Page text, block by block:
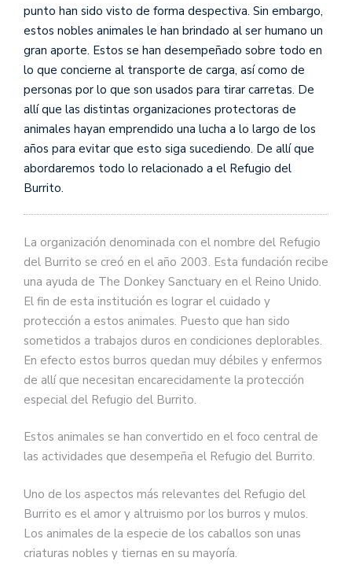
punto han sido visto de forma despectiva. Sin embargo,
estos nobles animales le han brindado al ser humano un
gran aporte. Estos se han desempeñado sobre todo en
lo que concierne al transporte de carga, así como de
personas por lo que son usados para tirar carretas. De
allí que las distintas organizaciones protectoras de
animales hayan emprendido una lucha a lo largo de los
años para evitar que esto siga sucediendo. De allí que
abordaremos todo lo relacionado a el Refugio del
Burrito.
La organización denominada con el nombre del Refugio
del Burrito se creó en el año 2003. Esta fundación recibe
una ayuda de The Donkey Sanctuary en el Reino Unido.
El fin de esta institución es lograr el cuidado y
protección a estos animales. Puesto que han sido
sometidos a trabajos duros en condiciones deplorables.
En efecto estos burros quedan muy débiles y enfermos
de allí que necesitan encarecidamente la protección
especial del Refugio del Burrito.
Estos animales se han convertido en el foco central de
las actividades que desempeña el Refugio del Burrito.
Uno de los aspectos más relevantes del Refugio del
Burrito es el amor y altruismo por los burros y mulos.
Los animales de la especie de los caballos son unas
criaturas nobles y tiernas en su mayoría.